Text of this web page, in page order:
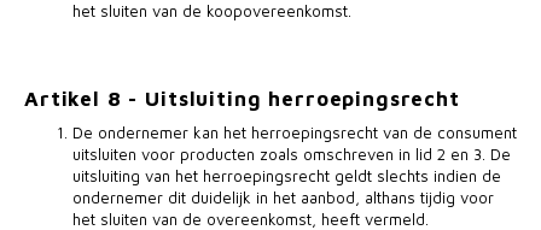
het sluiten van de koopovereenkomst.
Artikel 8 - Uitsluiting herroepingsrecht
De ondernemer kan het herroepingsrecht van de consument
uitsluiten voor producten zoals omschreven in lid 2 en 3. De
uitsluiting van het herroepingsrecht geldt slechts indien de
ondernemer dit duidelijk in het aanbod, althans tijdig voor
het sluiten van de overeenkomst, heeft vermeld.